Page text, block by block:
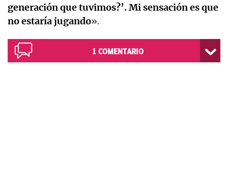
generación que tuvimos?’. Mi sensación es que
no estaría jugando».
1 COMENTARIO